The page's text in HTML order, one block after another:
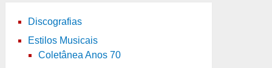
Discografias
Estilos Musicais
Coletânea Anos 70